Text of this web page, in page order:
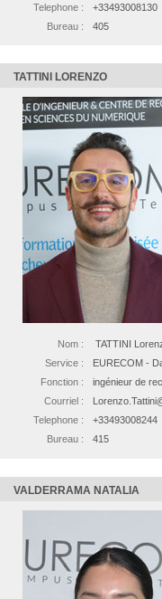
Telephone :
+33493008130
Bureau :
405
TATTINI LORENZO
Nom :
TATTINI
Service :
EURECOM -
Fonction :
ingénieur de
Courriel :
Telephone :
+33493008244
Bureau :
415
VALDERRAMA NATALIA